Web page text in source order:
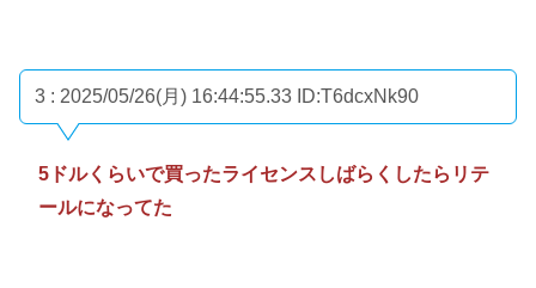
3 : 2025/05/26(月) 16:44:55.33 ID:T6dcxNk90
5ドルくらいで買ったライセンスしばらくしたらリテ
ールになってた